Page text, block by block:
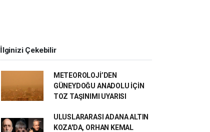
İlginizi Çekebilir
METEOROLOJİ’DEN
GÜNEYDOĞU ANADOLU İÇİN
TOZ TAŞINIMI UYARISI
ULUSLARARASI ADANA ALTIN
KOZA'DA, ORHAN KEMAL